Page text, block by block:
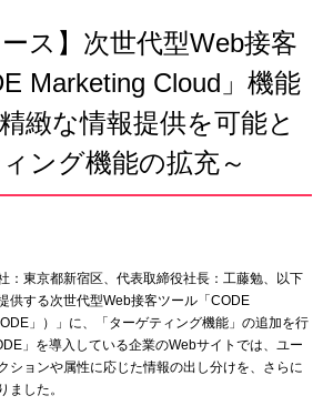
ス】次世代型Web接客
Marketing Cloud」機能
緻な情報提供を可能と
ング機能の拡充～
：東京都新宿区、代表取締役社長：工藤勉、以下
供する次世代型Web接客ツール「CODE
」）」に、「ターゲティング機能」の追加を行
」を導入している企業のWebサイトでは、ユー
ションや属性に応じた情報の出し分けを、さらに
ました。